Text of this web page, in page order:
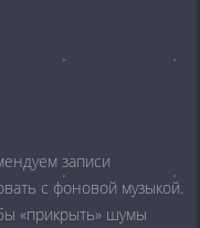
записи
с фоновой музыкой.
«прикрыть» шумы